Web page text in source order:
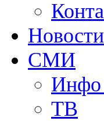
Новости
СМИ
Инфо
ТВ